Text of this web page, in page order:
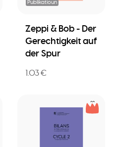
Publikatioun
Zeppi & Bob - Der
Gerechtigkeit auf
der Spur
1.03 €